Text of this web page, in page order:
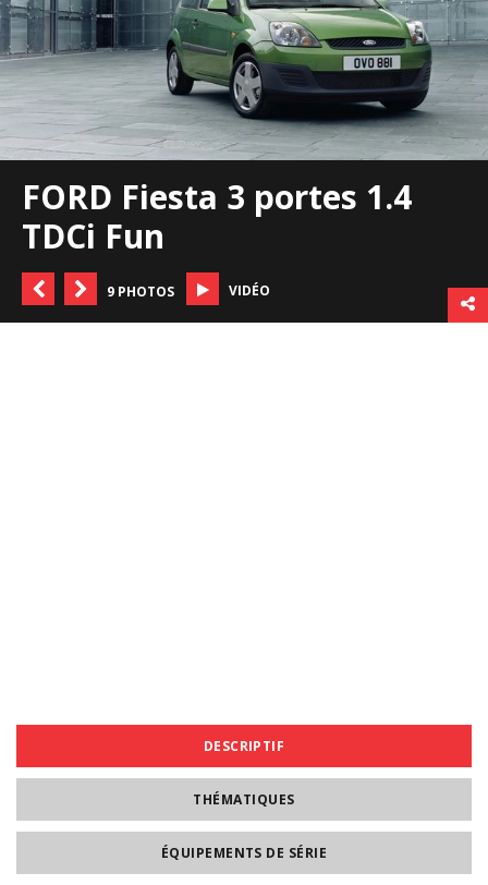
FORD Fiesta 3 portes 1.4
TDCi Fun
9 PHOTOS VIDÉO
DESCRIPTIF
THÉMATIQUES
ÉQUIPEMENTS DE SÉRIE